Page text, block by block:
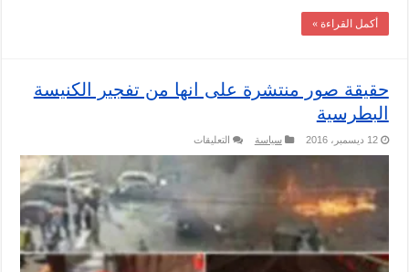
أكمل القراءة »
حقيقة صور منتشرة على انها من تفجير الكنيسة
البطرسية
12 ديسمبر، 2016 سياسة التعليقات
من
تفجير
الكنيسة
البطرسية
مغلقة